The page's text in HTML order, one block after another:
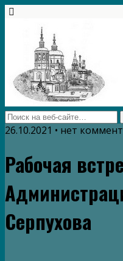
26.10.2021 • нет
Рабочая
Серпухова